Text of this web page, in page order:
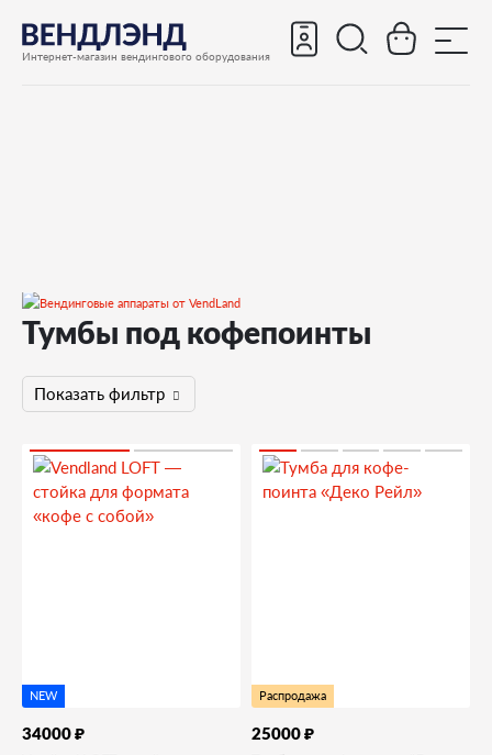
Интернет-магазин вендингового оборудования
Кофе-поинты
Тумбы под кофепоинты
Тумбы под кофепоинты
Показать фильтр
NEW
34000 ₽
Распродажа
25000 ₽